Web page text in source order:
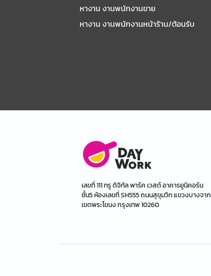
หางาน งานพนักงานขาย
หางาน งานพนักงานหน้าร้าน/ต้อนรับ
เลขที่ 111 ทรู ดิจิทัล พาร์ค เวสต์ อาคารยูนิคอร์น
ชั้น5 ห้องเลขที่ SH555 ถนนสุขุมวิท แขวงบางจาก
เขตพระโขนง กรุงเทพ 10260